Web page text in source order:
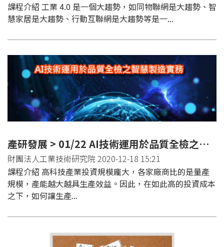
課程介紹 工業 4.0 是一個大趨勢，如同物聯網是大趨勢、智
慧家居是大趨勢、行動互聯網是大趨勢等是一...
產研發展 > 01/22 AI技術運用於品質全檢之智慧製造實務班(新竹)
財團法人工業技術研究院 2020-12-18 15:21
課程介紹 高科技產業投資規模龐大，各家廠商比的是量產
規模，產能越大越具生產效益。因此，在如此高的投資成本
之下，如何讓生產...